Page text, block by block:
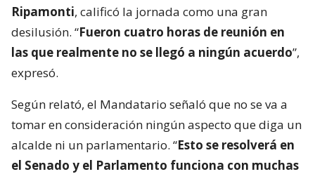
Ripamonti, calificó la jornada como una gran
desilusión. “Fueron cuatro horas de reunión en
las que realmente no se llegó a ningún acuerdo”,
expresó.
Según relató, el Mandatario señaló que no se va a
tomar en consideración ningún aspecto que diga un
alcalde ni un parlamentario. “Esto se resolverá en
el Senado y el Parlamento funciona con muchas